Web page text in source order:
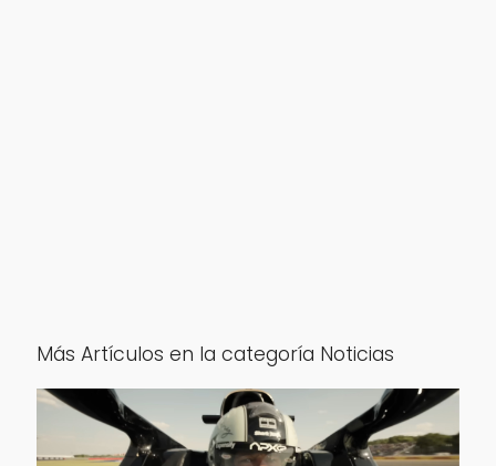
Más Artículos en la categoría Noticias